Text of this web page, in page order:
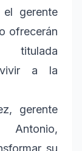
gerente
ofrecerán
titulada
a la
gerente
Antonio,